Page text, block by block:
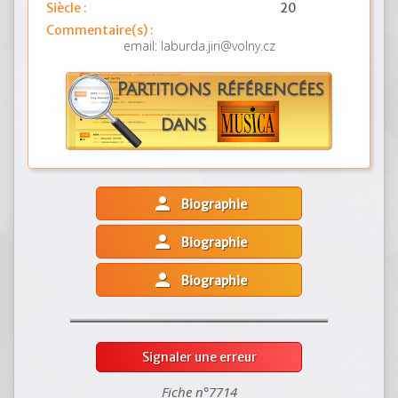
Siècle :
20
Commentaire(s) :
email: laburda.jiri@volny.cz
person Biographie
person Biographie
person Biographie
Signaler une erreur
Fiche n°7714